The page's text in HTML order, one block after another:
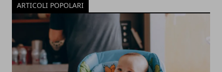
ARTICOLI POPOLARI